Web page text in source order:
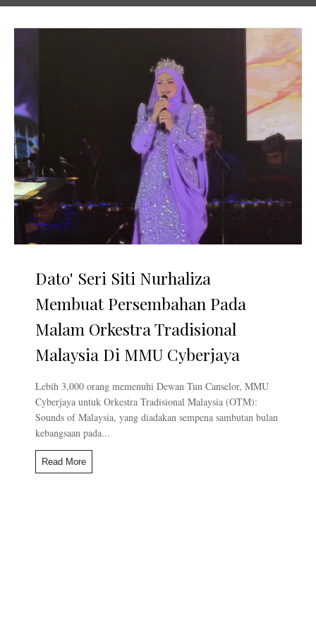
Dato' Seri Siti Nurhaliza
Membuat Persembahan Pada
Malam Orkestra Tradisional
Malaysia Di MMU Cyberjaya
Lebih 3,000 orang memenuhi Dewan Tun Canselor, MMU
Cyberjaya untuk Orkestra Tradisional Malaysia (OTM):
Sounds of Malaysia, yang diadakan sempena sambutan bulan
kebangsaan pada...
Read More